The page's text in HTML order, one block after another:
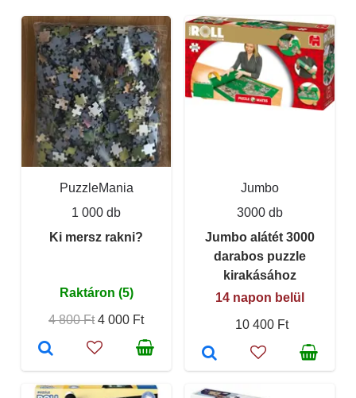
PuzzleMania
1 000 db
Ki mersz rakni?
Raktáron (5)
4 800 Ft 4 000 Ft
Jumbo
3000 db
Jumbo alátét 3000
darabos puzzle
kirakásához
14 napon belül
10 400 Ft